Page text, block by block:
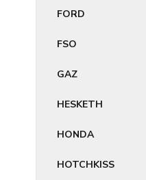
FORD
FSO
GAZ
HESKETH
HONDA
HOTCHKISS